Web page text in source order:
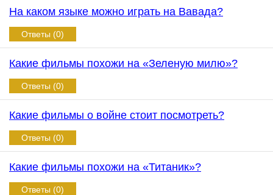
На каком языке можно играть на Вавада?
Ответы (0)
Какие фильмы похожи на «Зеленую милю»?
Ответы (0)
Какие фильмы о войне стоит посмотреть?
Ответы (0)
Какие фильмы похожи на «Титаник»?
Ответы (0)